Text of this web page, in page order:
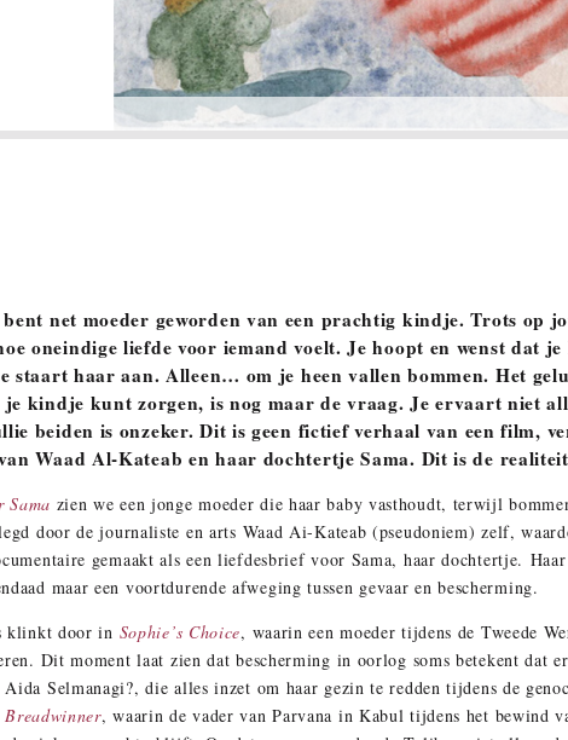
bent net moeder geworden van een prachtig kindje. Trots
oneindige liefde voor iemand voelt. Je hoopt en wenst dat
staart haar aan. Alleen… om je heen vallen bommen. Het
kindje kunt zorgen, is nog maar de vraag. Je ervaart niet
beiden is onzeker. Dit is geen fictief verhaal van een film,
Waad Al-Kateab en haar dochtertje Sama. Dit is de
Sama zien we een jonge moeder die haar baby vasthoudt, terwijl
door de journaliste en arts Waad Ai-Kateab (pseudoniem) zelf,
gemaakt als een liefdesbrief voor Sama, haar dochtertje.
maar een voortdurende afweging tussen gevaar en bescherming.
klinkt door in Sophie’s Choice, waarin een moeder tijdens de Tweede
Dit moment laat zien dat bescherming in oorlog soms betekent dat
Aida Selmanagi?, die alles inzet om haar gezin te redden tijdens de
Breadwinner, waarin de vader van Parvana in Kabul tijdens het bewind